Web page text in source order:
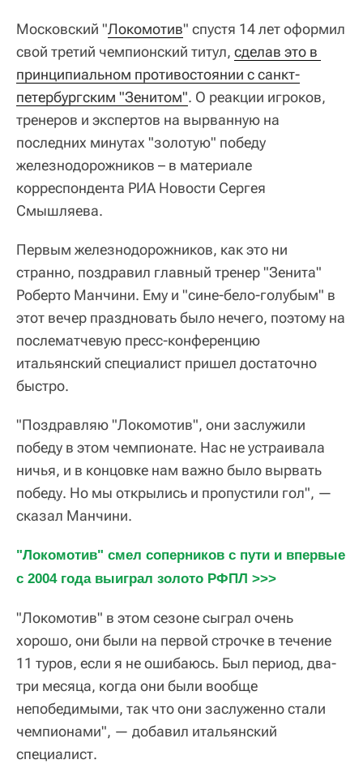
Московский "Локомотив" спустя 14 лет оформил
свой третий чемпионский титул, сделав это в
принципиальном противостоянии с санкт-
петербургским "Зенитом". О реакции игроков,
тренеров и экспертов на вырванную на
последних минутах "золотую" победу
железнодорожников – в материале
корреспондента РИА Новости Сергея
Смышляева.
Первым железнодорожников, как это ни
странно, поздравил главный тренер "Зенита"
Роберто Манчини. Ему и "сине-бело-голубым" в
этот вечер праздновать было нечего, поэтому на
послематчевую пресс-конференцию
итальянский специалист пришел достаточно
быстро.
"Поздравляю "Локомотив", они заслужили
победу в этом чемпионате. Нас не устраивала
ничья, и в концовке нам важно было вырвать
победу. Но мы открылись и пропустили гол", —
сказал Манчини.
"Локомотив" смел соперников с пути и впервые
с 2004 года выиграл золото РФПЛ >>>
"Локомотив" в этом сезоне сыграл очень
хорошо, они были на первой строчке в течение
11 туров, если я не ошибаюсь. Был период, два-
три месяца, когда они были вообще
непобедимыми, так что они заслуженно стали
чемпионами", — добавил итальянский
специалист.